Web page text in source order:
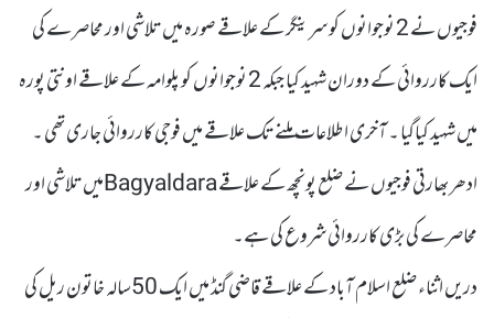
فوجیوں نے 2 نوجوانوں کو سرینگر کے علاقے صورہ میں تلاشی اور محاصرے کی
ایک کارروائی کے دوران شہید کیا جبکہ 2 نوجوانوں کو پلوامہ کے علاقے اونتی پورہ
میں شہید کیاگیا ۔ آخری اطلاعات ملنے تک علاقے میں فوجی کارروائی جاری تھی ۔
ادھر بھارتی فوجیوں نے ضلع پونچھ کے علاقے Bagyaldaraمیں تلاشی اور
محاصرے کی بڑی کارروائی شروع کی ہے۔
دریں اثناء ضلع اسلام آباد کے علاقے قاضی گنڈ میں ایک 50سالہ خاتون ریل کی